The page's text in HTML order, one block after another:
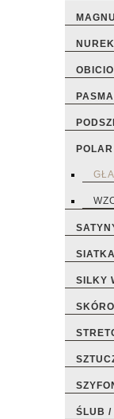
SIATKA
SILKY
ŚLUB /